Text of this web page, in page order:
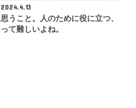
2024.4.13
思うこと。人のために役に立つ、
って難しいよね。